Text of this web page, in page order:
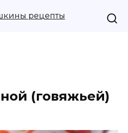
(говяжьей)